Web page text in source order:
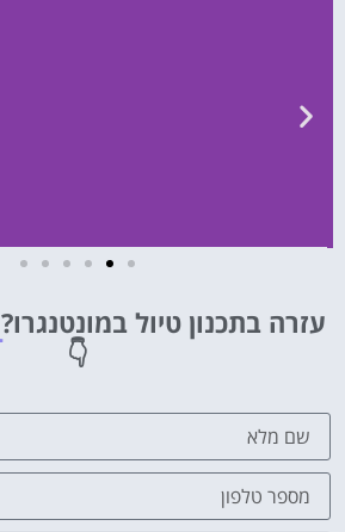
רכב
פה!
עזרה בתכנון טיול במונטנגרו?
👇